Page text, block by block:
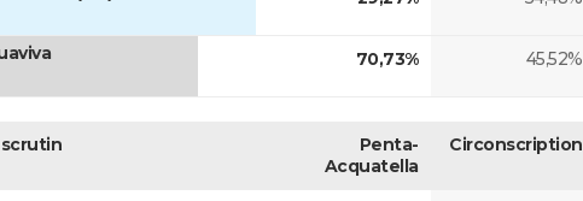
70,73% 45,52%
Penta-
Acquatella
Circonscription